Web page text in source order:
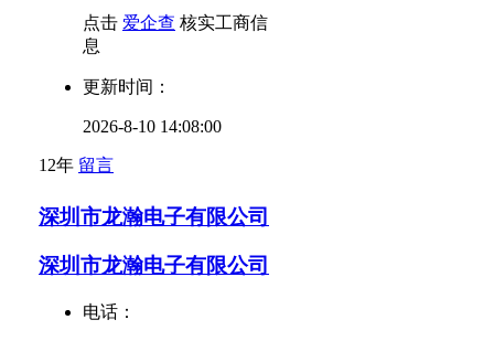
点击 爱企查 核实工商信
息
更新时间：
2026-8-10 14:08:00
12年 留言
深圳市龙瀚电子有限公司
深圳市龙瀚电子有限公司
电话：